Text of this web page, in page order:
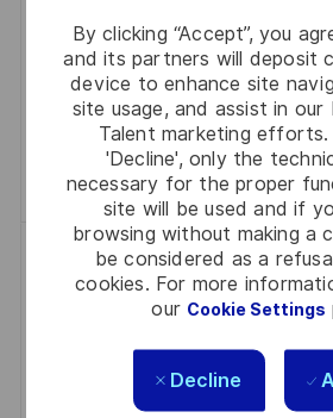
By clicking “Accept”, you
and its partners will deposit
device to enhance site
site usage, and assist in our
Talent marketing
'Decline', only the
necessary for the proper
site will be used and if
browsing without making a
be considered as a
cookies. For more
our Cookie Settings
Decline
O
R
Y
innovants dans un environnement
vous avez une solide expérience
projet IT et un leadership naturel,
de vous accueillir !
SaveSave Program
Responsable de
Energie, utilities et
R0306485
Bid And Project Management